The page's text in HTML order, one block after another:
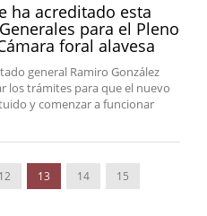
ha acreditado esta
para el Pleno
foral alavesa
general Ramiro González
los trámites para que el nuevo
y comenzar a funcionar
12 13 14 15